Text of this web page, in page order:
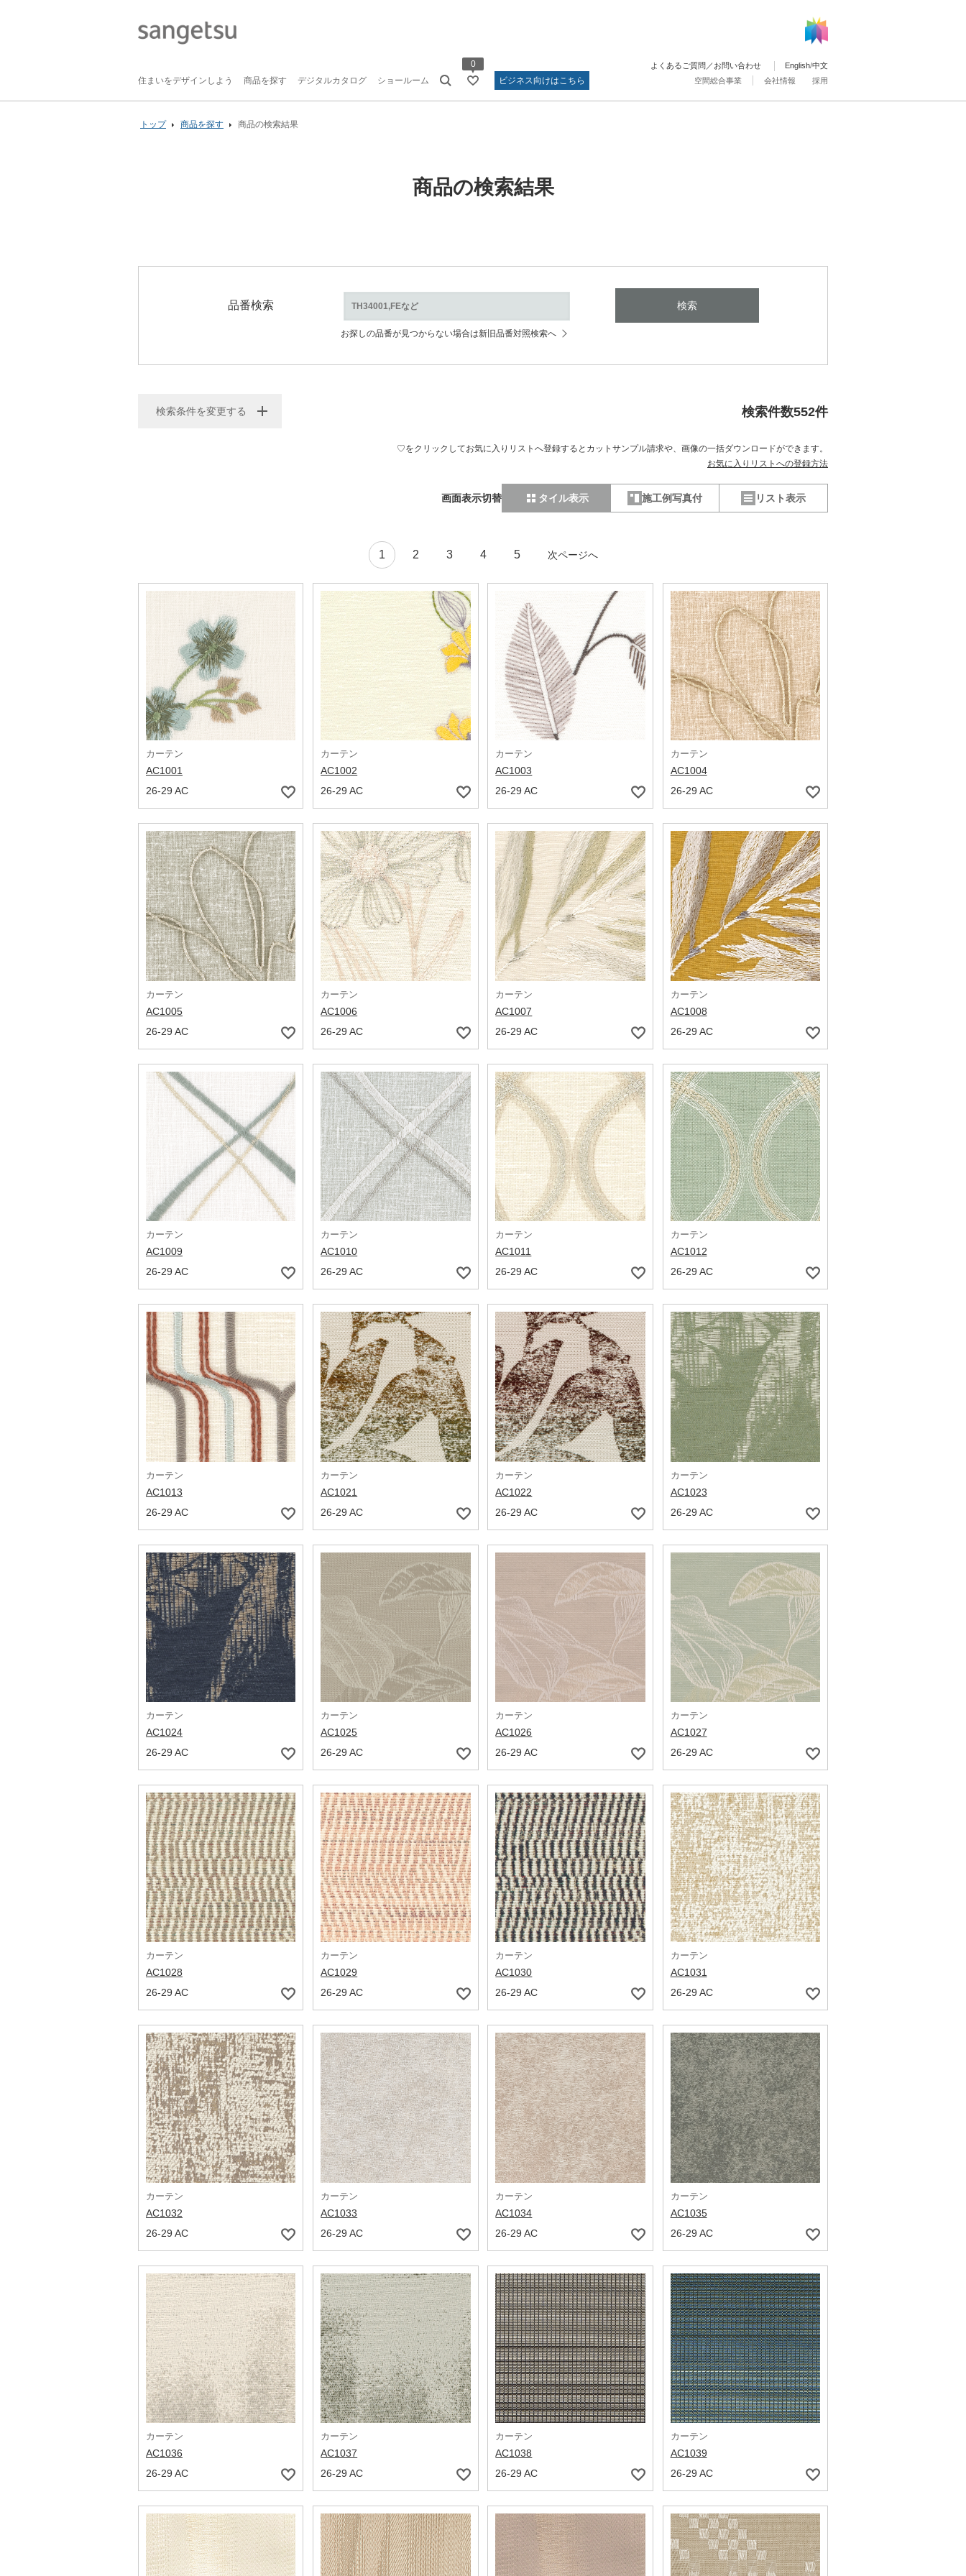
住まいをデザインしよう 商品を探す デジタルカタログ ショールーム
0
ビジネス向けはこちら
空間総合事業 会社情報 採用
よくあるご質問／お問い合わせ English/中文
トップ 商品を探す 商品の検索結果
商品の検索結果
品番検索 検索
お探しの品番が見つからない場合は新旧品番対照検索へ
検索条件を変更する 検索件数552件
♡をクリックしてお気に入りリストへ登録するとカットサンプル請求や、 画像の一括ダウンロードができます。
お気に入りリストへの登録方法
画面表示切替 タイル表示 施工例写真付 リスト表示
1 2 3 4 5 次ページへ
カーテン
AC1001
26-29 AC
カーテン
AC1002
26-29 AC
カーテン
AC1003
26-29 AC
カーテン
AC1004
26-29 AC
カーテン
AC1005
26-29 AC
カーテン
AC1006
26-29 AC
カーテン
AC1007
26-29 AC
カーテン
AC1008
26-29 AC
カーテン
AC1009
26-29 AC
カーテン
AC1010
26-29 AC
カーテン
AC1011
26-29 AC
カーテン
AC1012
26-29 AC
カーテン
AC1013
26-29 AC
カーテン
AC1021
26-29 AC
カーテン
AC1022
26-29 AC
カーテン
AC1023
26-29 AC
カーテン
AC1024
26-29 AC
カーテン
AC1025
26-29 AC
カーテン
AC1026
26-29 AC
カーテン
AC1027
26-29 AC
カーテン
AC1028
26-29 AC
カーテン
AC1029
26-29 AC
カーテン
AC1030
26-29 AC
カーテン
AC1031
26-29 AC
カーテン
AC1032
26-29 AC
カーテン
AC1033
26-29 AC
カーテン
AC1034
26-29 AC
カーテン
AC1035
26-29 AC
カーテン
AC1036
26-29 AC
カーテン
AC1037
26-29 AC
カーテン
AC1038
26-29 AC
カーテン
AC1039
26-29 AC